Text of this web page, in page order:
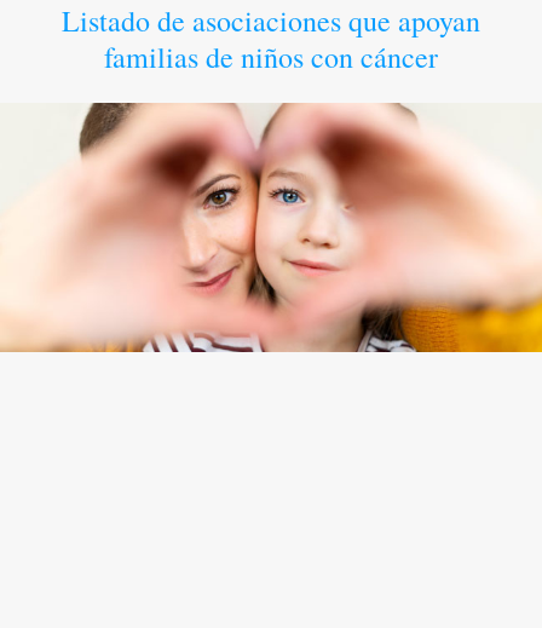
Listado de asociaciones que apoyan
familias de niños con cáncer